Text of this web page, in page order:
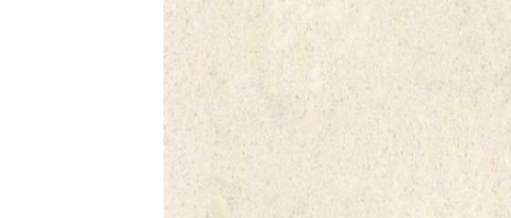
AKCIJA! Pločasti
materijali